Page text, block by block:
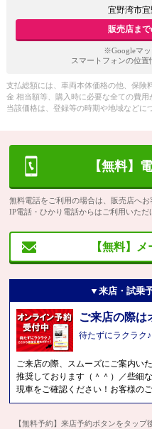
宜野湾市
販売店ま
※Googleマッ
スマートフォンの位置
支払総額には、車両本体価格の他、保険
金 相当額等、購入時に必要な全ての費用
当該価格は、登録等の時期や地域などに
【無料】
無料電話をご利用の場合は、販売店へお
IP電話・ひかり電話からはご利用いただ
【無料】
▼来店・試乗
ご来店の際は
待たずにラクラク
ご来店の際、スムーズにご案内い
推奨しております（＾＾）／些細
現車をご確認ください！お客様の
【無料予約】来店予約ボタンをタッ